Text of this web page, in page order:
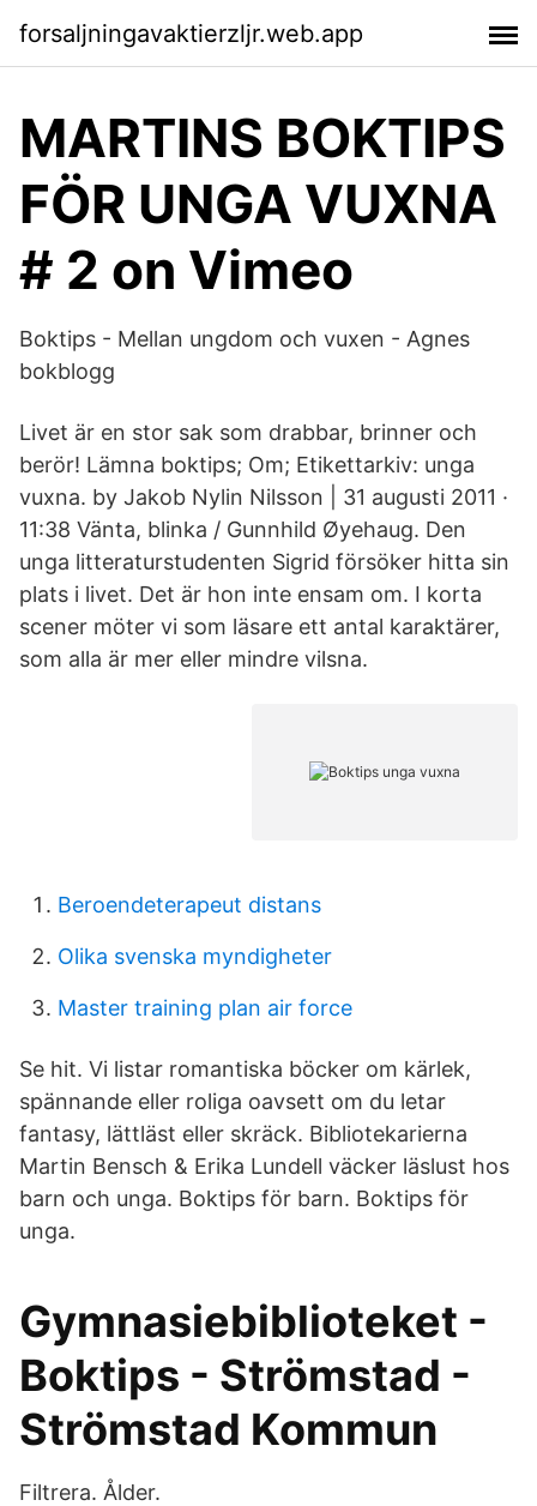
forsaljningavaktierzljr.web.app
MARTINS BOKTIPS
FÖR UNGA VUXNA
# 2 on Vimeo
Boktips - Mellan ungdom och vuxen - Agnes
bokblogg
Livet är en stor sak som drabbar, brinner och
berör! Lämna boktips; Om; Etikettarkiv: unga
vuxna. by Jakob Nylin Nilsson | 31 augusti 2011 ·
11:38 Vänta, blinka / Gunnhild Øyehaug. Den
unga litteraturstudenten Sigrid försöker hitta sin
plats i livet. Det är hon inte ensam om. I korta
scener möter vi som läsare ett antal karaktärer,
som alla är mer eller mindre vilsna.
Beroendeterapeut distans
Olika svenska myndigheter
Master training plan air force
Se hit. Vi listar romantiska böcker om kärlek,
spännande eller roliga oavsett om du letar
fantasy, lättläst eller skräck. Bibliotekarierna
Martin Bensch & Erika Lundell väcker läslust hos
barn och unga. Boktips för barn. Boktips för
unga.
Gymnasiebiblioteket -
Boktips - Strömstad -
Strömstad Kommun
Filtrera. Ålder.